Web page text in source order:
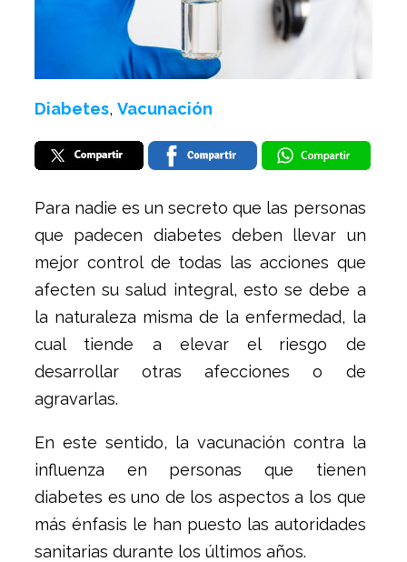
Diabetes, Vacunación
Para nadie es un secreto que las personas
que padecen diabetes deben llevar un
mejor control de todas las acciones que
afecten su salud integral, esto se debe a
la naturaleza misma de la enfermedad, la
cual tiende a elevar el riesgo de
desarrollar otras afecciones o de
agravarlas.
En este sentido, la vacunación contra la
influenza en personas que tienen
diabetes es uno de los aspectos a los que
más énfasis le han puesto las autoridades
sanitarias durante los últimos años.